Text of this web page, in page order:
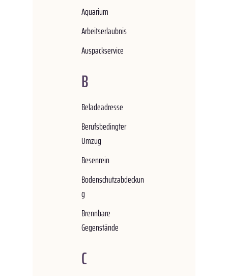
Aquarium
Arbeitserlaubnis
Auspackservice
B
Beladeadresse
Berufsbedingter
Umzug
Besenrein
Bodenschutzabdeckun
g
Brennbare
Gegenstände
C